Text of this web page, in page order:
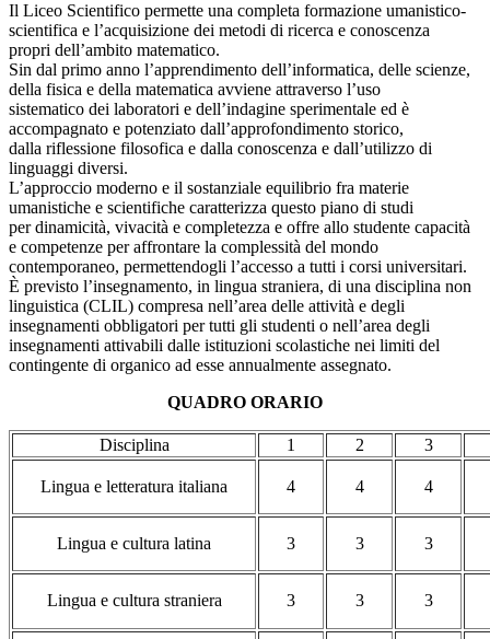
Il Liceo Scientifico permette una completa formazione umanistico-
scientifica e l’acquisizione dei metodi di ricerca e conoscenza
propri dell’ambito matematico.
Sin dal primo anno l’apprendimento dell’informatica, delle scienze,
della fisica e della matematica avviene attraverso l’uso
sistematico dei laboratori e dell’indagine sperimentale ed è
accompagnato e potenziato dall’approfondimento storico,
dalla riflessione filosofica e dalla conoscenza e dall’utilizzo di
linguaggi diversi.
L’approccio moderno e il sostanziale equilibrio fra materie
umanistiche e scientifiche caratterizza questo piano di studi
per dinamicità, vivacità e completezza e offre allo studente capacità
e competenze per affrontare la complessità del mondo
contemporaneo, permettendogli l’accesso a tutti i corsi universitari.
È previsto l’insegnamento, in lingua straniera, di una disciplina non
linguistica (CLIL) compresa nell’area delle attività e degli
insegnamenti obbligatori per tutti gli studenti o nell’area degli
insegnamenti attivabili dalle istituzioni scolastiche nei limiti del
contingente di organico ad esse annualmente assegnato.
QUADRO ORARIO
Disciplina 1 2 3
Lingua e letteratura italiana 4 4 4
Lingua e cultura latina 3 3 3
Lingua e cultura straniera 3 3 3